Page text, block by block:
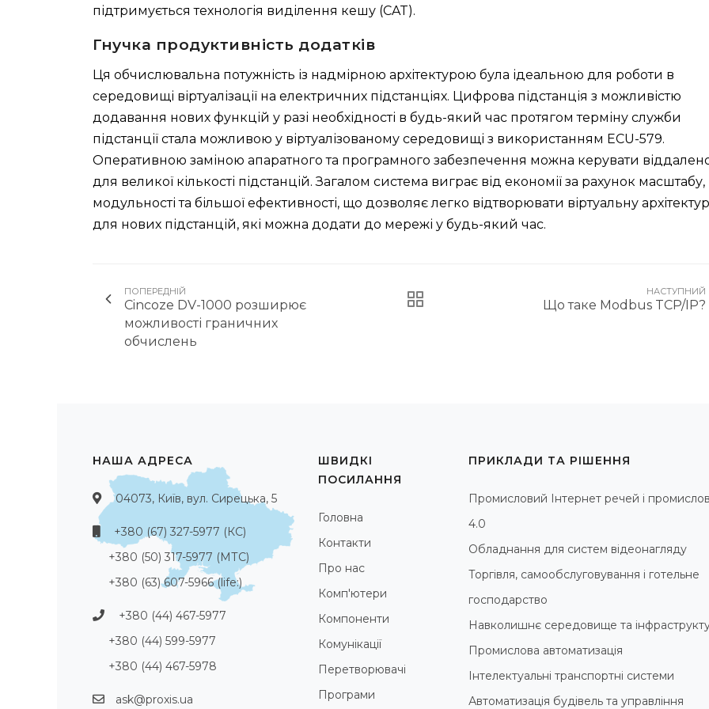
підтримується технологія виділення кешу (CAT).
Гнучка продуктивність додатків
Ця обчислювальна потужність із надмірною архітектурою була ідеальною для роботи в
середовищі віртуалізації на електричних підстанціях. Цифрова підстанція з можливістю
додавання нових функцій у разі необхідності в будь-який час протягом терміну служби
підстанції стала можливою у віртуалізованому середовищі з використанням ECU-579.
Оперативною заміною апаратного та програмного забезпечення можна керувати
для великої кількості підстанцій. Загалом система виграє від економії за рахунок масштабу,
модульності та більшої ефективності, що дозволяє легко відтворювати віртуальну
для нових підстанцій, які можна додати до мережі у будь-який час.
ПОПЕРЕДНІЙ
Cincoze DV-1000 розширює
можливості граничних
обчислень
НАСТУПНИЙ
Що таке Modbus TCP/IP?
НАША АДРЕСА
04073, Київ, вул. Сирецька, 5
+380 (67) 327-5977 (КС)
+380 (50) 317-5977 (МТС)
+380 (63) 607-5966 (life:)
+380 (44) 467-5977
+380 (44) 599-5977
+380 (44) 467-5978
ask@proxis.ua
ШВИДКІ
ПОСИЛАННЯ
Головна
Контакти
Про нас
Комп'ютери
Компоненти
Комунікації
Перетворювачі
Програми
ПРИКЛАДИ ТА РІШЕННЯ
Промисловий Інтернет речей і
4.0
Обладнання для систем відеонагляду
Торгівля, самообслуговування і готельне
господарство
Навколишнє середовище та
Промислова автоматизація
Інтелектуальні транспортні системи
Автоматизація будівель та управління